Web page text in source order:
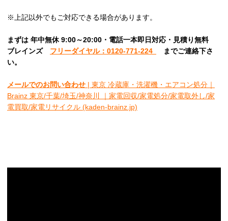
※上記以外でもご対応できる場合があります。
まずは 年中無休 9:00～20:00・電話一本即日対応・見積り無料
ブレインズ フリーダイヤル：0120-771-224 までご連絡下さ
い。
メールでのお問い合わせ | 東京 冷蔵庫・洗濯機・エアコン処分｜
Brainz 東京/千葉/埼玉/神奈川 ｜家電回収/家電処分/家電取外し/家
電買取/家電リサイクル (kaden-brainz.jp)